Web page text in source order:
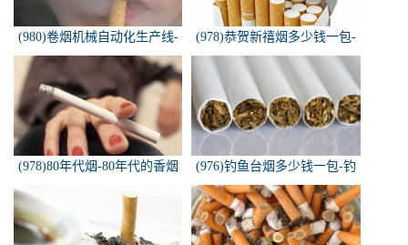
(980)卷烟机械自动化生产线-
中国烟草机械集团
(978)恭贺新禧烟多少钱一包-
恭贺新禧香烟有细支的多少钱
一盒？
(978)80年代烟-80年代的香烟
(976)钓鱼台烟多少钱一包-钓
鱼台烟多少钱一包